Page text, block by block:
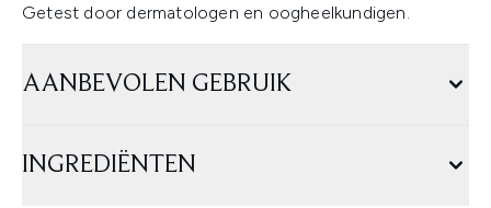
Getest door dermatologen en oogheelkundigen.
AANBEVOLEN GEBRUIK
INGREDIËNTEN